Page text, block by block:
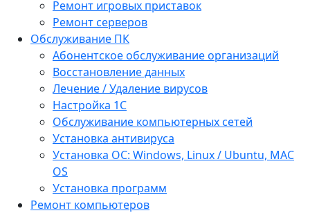
Ремонт игровых приставок
Ремонт серверов
Обслуживание ПК
Абонентское обслуживание организаций
Восстановление данных
Лечение / Удаление вирусов
Настройка 1С
Обслуживание компьютерных сетей
Установка антивируса
Установка ОС: Windows, Linux / Ubuntu, МАС
OS
Установка программ
Ремонт компьютеров